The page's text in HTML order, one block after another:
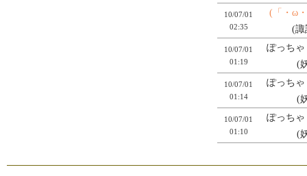
10/07/01
02:35
(「・ω
(諏
10/07/01
01:19
ぽっちゃ
(
10/07/01
01:14
ぽっちゃ
(
10/07/01
01:10
ぽっちゃ
(